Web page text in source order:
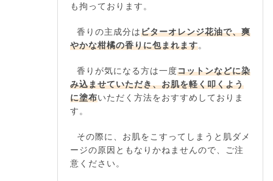
も拘っております。
香りの主成分はビターオレンジ花油で、爽
やかな柑橘の香りに包まれます。
香りが気になる方は一度コットンなどに染
み込ませていただき、お肌を軽く叩くよう
に塗布いただく方法をおすすめしておりま
す。
その際に、お肌をこすってしまうと肌ダメ
ージの原因ともなりかねませんので、ご注
意ください。